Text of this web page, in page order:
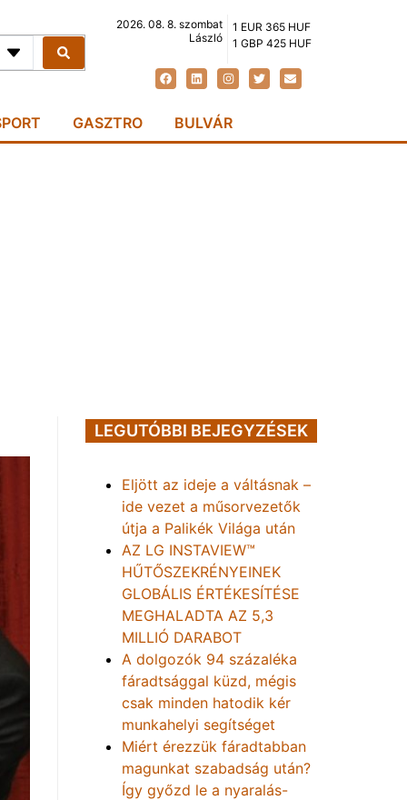
2026. 08. 8. szombat
László
1 EUR 365 HUF
1 GBP 425 HUF
GASZTRO BULVÁR
LEGUTÓBBI BEJEGYZÉSEK
Eljött az ideje a váltásnak –
ide vezet a műsorvezetők
útja a Palikék Világa után
AZ LG INSTAVIEW™
HŰTŐSZEKRÉNYEINEK
GLOBÁLIS ÉRTÉKESÍTÉSE
MEGHALADTA AZ 5,3
MILLIÓ DARABOT
A dolgozók 94 százaléka
fáradtsággal küzd, mégis
csak minden hatodik kér
munkahelyi segítséget
Miért érezzük fáradtabban
magunkat szabadság után?
Így győzd le a nyaralás-